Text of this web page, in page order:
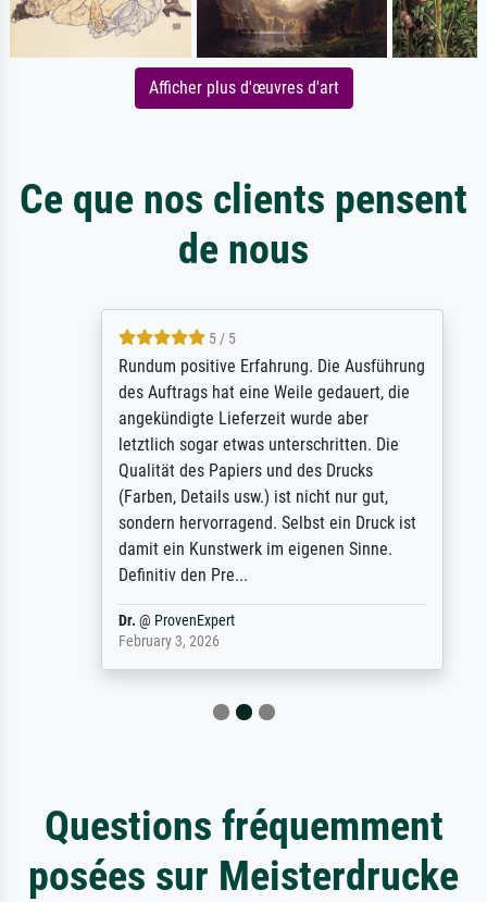
Afficher plus d'œuvres d'art
Ce que nos clients pensent
de nous
5 / 5
Rundum positive Erfahrung. Die Ausführung
des Auftrags hat eine Weile gedauert, die
angekündigte Lieferzeit wurde aber
letztlich sogar etwas unterschritten. Die
Qualität des Papiers und des Drucks
(Farben, Details usw.) ist nicht nur gut,
sondern hervorragend. Selbst ein Druck ist
damit ein Kunstwerk im eigenen Sinne.
Definitiv den Pre...
@ProvenExpert
February 3, 2026
Questions fréquemment
posées sur Meisterdrucke